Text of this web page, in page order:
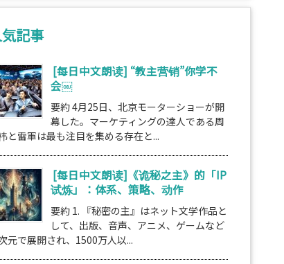
記事
[每日中文朗读] “教主营销”你学不
会￼
要約 4月25日、北京モーターショーが開
幕した。マーケティングの達人である周
と雷軍は最も注目を集める存在と...
[每日中文朗读]《诡秘之主》的「IP
试炼」：体系、策略、动作
要約 1. 『秘密の主』はネット文学作品と
して、出版、音声、アニメ、ゲームなど
元で展開され、1500万人以...